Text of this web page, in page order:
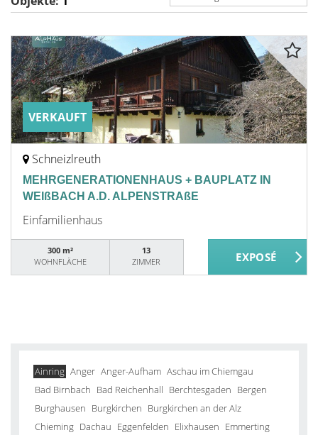
VERKAUFT
Schneizlreuth
MEHRGENERATIONENHAUS + BAUPLATZ IN
WEIßBACH A.D. ALPENSTRAßE
Einfamilienhaus
300 m²
WOHNFLÄCHE
13
ZIMMER
Ainring Anger Anger-Aufham Aschau im Chiemgau
Bad Birnbach Bad Reichenhall Berchtesgaden Bergen
Burghausen Burgkirchen Burgkirchen an der Alz
Chieming Dachau Eggenfelden Elixhausen Emmerting